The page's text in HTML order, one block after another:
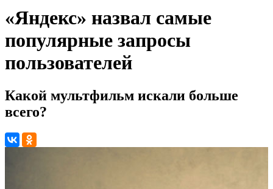
«Яндекс» назвал самые
популярные запросы
пользователей
Какой мультфильм искали больше
всего?